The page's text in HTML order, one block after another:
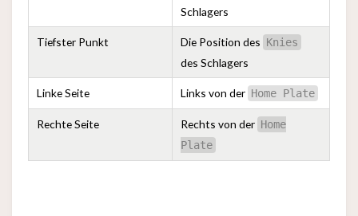
Schlagers
Tiefster Punkt Die Position des Knies
des Schlagers
Linke Seite Links von der Home Plate
Rechte Seite Rechts von der Home
Plate